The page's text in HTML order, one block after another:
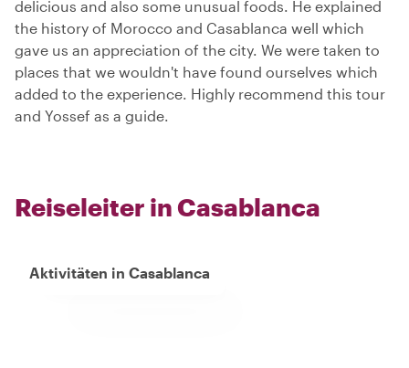
delicious and also some unusual foods. He explained
the history of Morocco and Casablanca well which
gave us an appreciation of the city. We were taken to
places that we wouldn't have found ourselves which
added to the experience. Highly recommend this tour
and Yossef as a guide.
Reiseleiter in Casablanca
Aktivitäten in Casablanca